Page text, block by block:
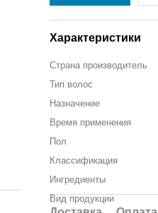
Характеристики
Страна производитель
Тип волос
Назначение
Время применения
Пол
Классификация
Ингредиенты
Вид продукции